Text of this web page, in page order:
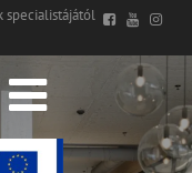
specialistájától